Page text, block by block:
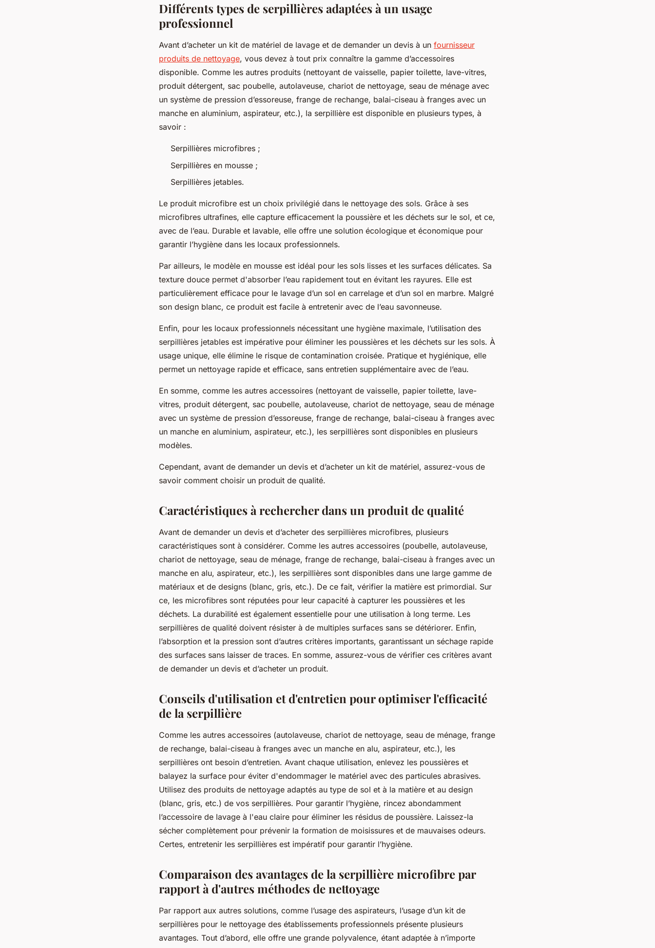
Différents types de serpillières adaptées à un usage
professionnel
Avant d’acheter un kit de matériel de lavage et de demander un devis à un fournisseur
produits de nettoyage, vous devez à tout prix connaître la gamme d’accessoires
disponible. Comme les autres produits (nettoyant de vaisselle, papier toilette, lave-vitres,
produit détergent, sac poubelle, autolaveuse, chariot de nettoyage, seau de ménage avec
un système de pression d’essoreuse, frange de rechange, balai-ciseau à franges avec un
manche en aluminium, aspirateur, etc.), la serpillière est disponible en plusieurs types, à
savoir :
Serpillières microfibres ;
Serpillières en mousse ;
Serpillières jetables.
Le produit microfibre est un choix privilégié dans le nettoyage des sols. Grâce à ses
microfibres ultrafines, elle capture efficacement la poussière et les déchets sur le sol, et ce,
avec de l’eau. Durable et lavable, elle offre une solution écologique et économique pour
garantir l’hygiène dans les locaux professionnels.
Par ailleurs, le modèle en mousse est idéal pour les sols lisses et les surfaces délicates. Sa
texture douce permet d'absorber l’eau rapidement tout en évitant les rayures. Elle est
particulièrement efficace pour le lavage d’un sol en carrelage et d’un sol en marbre. Malgré
son design blanc, ce produit est facile à entretenir avec de l’eau savonneuse.
Enfin, pour les locaux professionnels nécessitant une hygiène maximale, l’utilisation des
serpillières jetables est impérative pour éliminer les poussières et les déchets sur les sols. À
usage unique, elle élimine le risque de contamination croisée. Pratique et hygiénique, elle
permet un nettoyage rapide et efficace, sans entretien supplémentaire avec de l’eau.
En somme, comme les autres accessoires (nettoyant de vaisselle, papier toilette, lave-
vitres, produit détergent, sac poubelle, autolaveuse, chariot de nettoyage, seau de ménage
avec un système de pression d’essoreuse, frange de rechange, balai-ciseau à franges avec
un manche en aluminium, aspirateur, etc.), les serpillières sont disponibles en plusieurs
modèles.
Cependant, avant de demander un devis et d’acheter un kit de matériel, assurez-vous de
savoir comment choisir un produit de qualité.
Caractéristiques à rechercher dans un produit de qualité
Avant de demander un devis et d’acheter des serpillières microfibres, plusieurs
caractéristiques sont à considérer. Comme les autres accessoires (poubelle, autolaveuse,
chariot de nettoyage, seau de ménage, frange de rechange, balai-ciseau à franges avec un
manche en alu, aspirateur, etc.), les serpillières sont disponibles dans une large gamme de
matériaux et de designs (blanc, gris, etc.). De ce fait, vérifier la matière est primordial. Sur
ce, les microfibres sont réputées pour leur capacité à capturer les poussières et les
déchets. La durabilité est également essentielle pour une utilisation à long terme. Les
serpillières de qualité doivent résister à de multiples surfaces sans se détériorer. Enfin,
l’absorption et la pression sont d’autres critères importants, garantissant un séchage rapide
des surfaces sans laisser de traces. En somme, assurez-vous de vérifier ces critères avant
de demander un devis et d’acheter un produit.
Conseils d'utilisation et d'entretien pour optimiser l'efficacité
de la serpillière
Comme les autres accessoires (autolaveuse, chariot de nettoyage, seau de ménage, frange
de rechange, balai-ciseau à franges avec un manche en alu, aspirateur, etc.), les
serpillières ont besoin d’entretien. Avant chaque utilisation, enlevez les poussières et
balayez la surface pour éviter d'endommager le matériel avec des particules abrasives.
Utilisez des produits de nettoyage adaptés au type de sol et à la matière et au design
(blanc, gris, etc.) de vos serpillières. Pour garantir l’hygiène, rincez abondamment
l’accessoire de lavage à l'eau claire pour éliminer les résidus de poussière. Laissez-la
sécher complètement pour prévenir la formation de moisissures et de mauvaises odeurs.
Certes, entretenir les serpillières est impératif pour garantir l’hygiène.
Comparaison des avantages de la serpillière microfibre par
rapport à d'autres méthodes de nettoyage
Par rapport aux autres solutions, comme l’usage des aspirateurs, l’usage d’un kit de
serpillières pour le nettoyage des établissements professionnels présente plusieurs
avantages. Tout d’abord, elle offre une grande polyvalence, étant adaptée à n’importe